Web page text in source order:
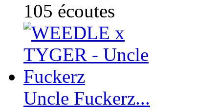
105 écoutes
Uncle Fuckerz...